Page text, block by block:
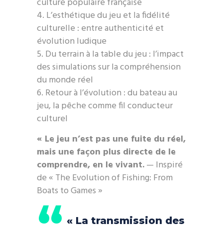
L’esthétique du jeu et la fidélité
culturelle : entre authenticité et
évolution ludique
Du terrain à la table du jeu : l’impact
des simulations sur la compréhension
du monde réel
Retour à l’évolution : du bateau au
jeu, la pêche comme fil conducteur
culturel
« Le jeu n’est pas une fuite du réel,
mais une façon plus directe de le
comprendre, en le vivant.— Inspiré
de « The Evolution of Fishing: From
Boats to Games »
« La transmission des